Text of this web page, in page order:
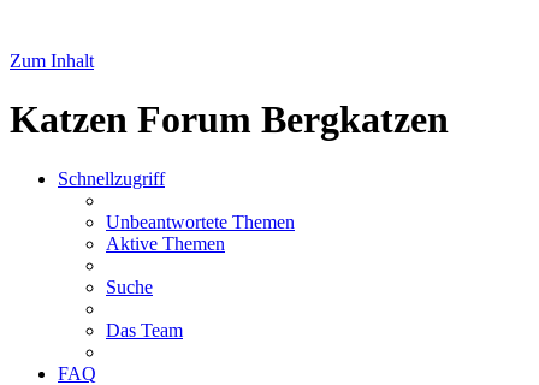
Zum Inhalt
Katzen Forum Bergkatzen
Schnellzugriff
Unbeantwortete Themen
Aktive Themen
Suche
Das Team
FAQ